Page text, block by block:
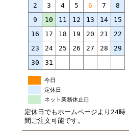
2
3 4 5 6 7
8
9
10 11 12 13 14
15
16
17 18 19 20 21
22
23
24 25 26 27 28
29
30
31
今日
定休日
ネット業務休止日
定休日でもホームページより24時
間ご注文可能です。